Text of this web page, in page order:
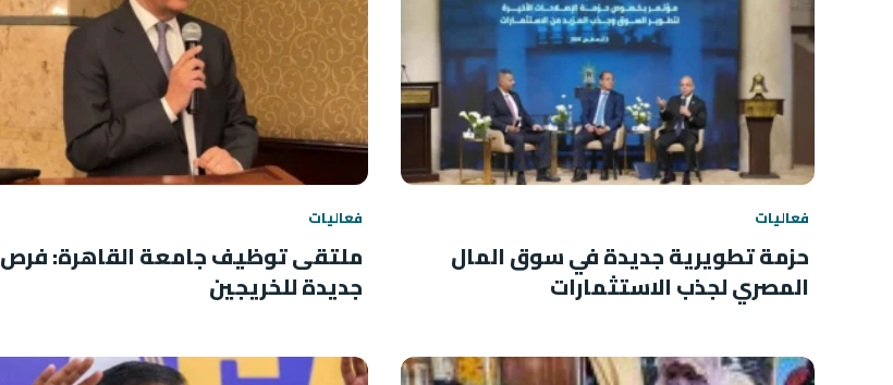
فعاليات
حزمة تطويرية جديدة في سوق المال
المصري لجذب الاستثمارات
فعاليات
ملتقى توظيف جامعة القاهرة: فرص
جديدة للخريجين